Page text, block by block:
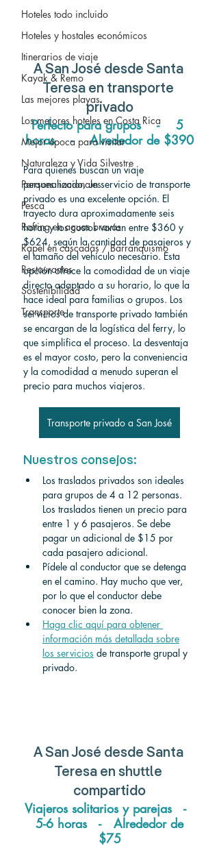
Hoteles todo incluido
Hoteles y hostales económicos
Itinerarios de viaje
Kayak & Remo
Las mejores playas
Los mejores hoteles en Costa Rica
Mejor época para visitar
Naturaleza y Vida Silvestre
Parques nacionales
Pesca
Rafting en aguas bravas
Rapel en cascadas / Barranquismo
Restaurantes
Sostenibilidad
Transporte
A San José desde Santa
Teresa en transporte
privado
Perfecto para grupos    -    5
horas    -    Alrededor de $390
Para quienes buscan un viaje
personalizado, un servicio de transporte
privado es una excelente opción. El
trayecto dura aproximadamente seis
horas y los costos varían entre $360 y
$624, según la cantidad de pasajeros y
el tamaño del vehículo necesario. Esta
opción ofrece la comodidad de un viaje
directo adaptado a su horario, lo que la
hace ideal para familias o grupos. Los
servicios de transporte privado también
se encargan de la logística del ferry, lo
que simplifica el proceso. La desventaja
es el mayor costo, pero la conveniencia
y la comodidad a menudo superan el
precio para muchos viajeros.
Transporte privado a San José
Nuestros consejos:
Los traslados privados son ideales
para grupos de 4 a 12 personas.
Los traslados tienen un precio para
entre 1 y 6 pasajeros. Se debe
pagar un adicional de $15 por
cada pasajero adicional.
Pídele al conductor que se detenga
en el camino. Hay mucho que ver,
por lo que el conductor debe
conocer bien la zona.
Haga clic aquí para obtener
información más detallada sobre
los servicios de transporte grupal y
privado.
A San José desde Santa
Teresa en shuttle
compartido
Viajeros solitarios y parejas   -
5-6 horas   - Alrededor de
$75